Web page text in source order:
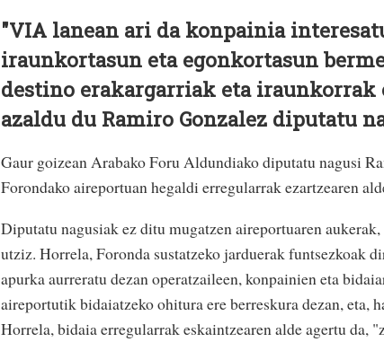
"VIA lanean ari da konpainia
iraunkortasun eta egonkortasun
destino erakargarriak eta
azaldu du Ramiro Gonzalez diputatu
Gaur goizean Arabako Foru Aldundiako diputatu nagusi
Forondako aireportuan hegaldi erregularrak ezartzearen
Diputatu nagusiak ez ditu mugatzen aireportuaren
utziz. Horrela, Foronda sustatzeko jarduerak funtsezkoak
apurka aurreratu dezan operatzaileen, konpainien eta
aireportutik bidaiatzeko ohitura ere berreskura dezan, eta,
Horrela, bidaia erregularrak eskaintzearen alde agertu da,